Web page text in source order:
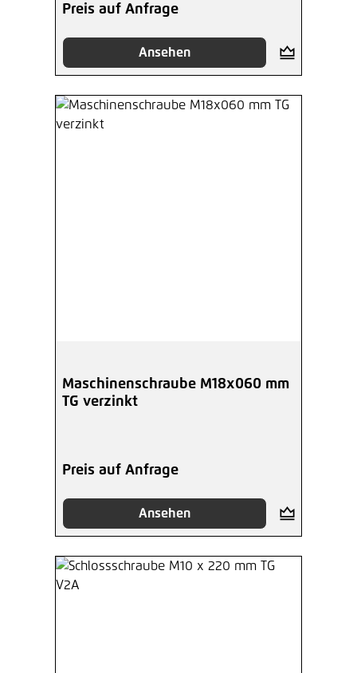
Preis auf Anfrage
Ansehen
Maschinenschraube M18x060 mm
TG verzinkt
Preis auf Anfrage
Ansehen